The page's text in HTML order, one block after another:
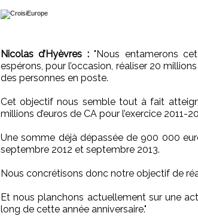
Nicolas d’Hyèvres :"Nous entamerons
espérons, pour l’occasion, réaliser 20
des personnes en poste.
Cet objectif nous semble tout à fait
millions d’euros de CA pour l’exercice 2011-
Une somme déjà dépassée de 900 000
septembre 2012 et septembre 2013.
Nous concrétisons donc notre objectif de
Et nous planchons actuellement sur une
long de cette année anniversaire."